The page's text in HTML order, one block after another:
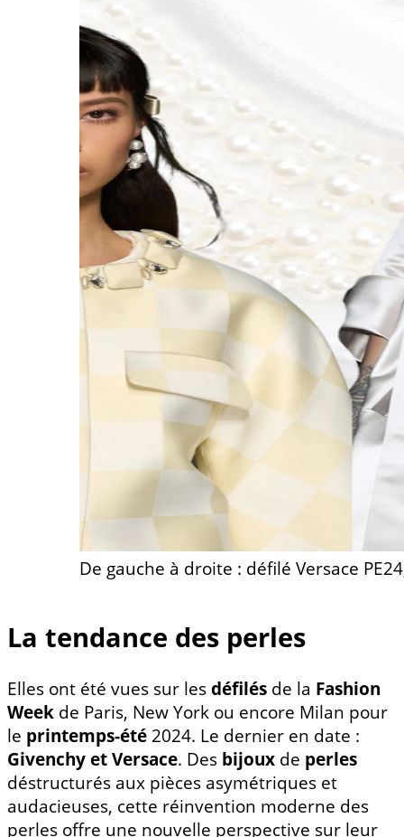
De gauche à droite : défilé Versace
La tendance des perles
Elles ont été vues sur lesdéfilés de la Fashion
Week de Paris, New York ou encore Milan pour
le printemps-été 2024. Le dernier en date :
Givenchy et Versace. Des bijoux de perles
déstructurés aux pièces asymétriques et
audacieuses, cette réinvention moderne des
perles offre une nouvelle perspective sur leur